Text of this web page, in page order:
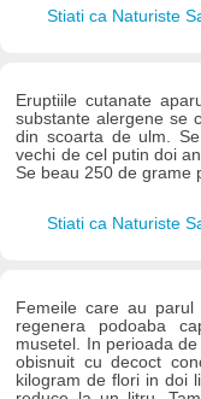
Stiati ca Naturiste
Eruptiile cutanate
substante alergene se
din scoarta de ulm.
vechi de cel putin doi
Se beau 250 de grame
Stiati ca Naturiste
Femeile care au
regenera podoaba
musetel. In perioada
obisnuit cu decoct
kilogram de flori in doi